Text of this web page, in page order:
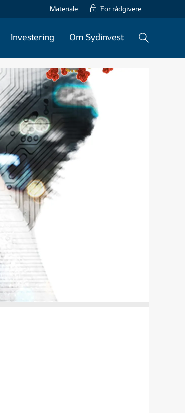
Materiale For rådgivere
Investering Om Sydinvest